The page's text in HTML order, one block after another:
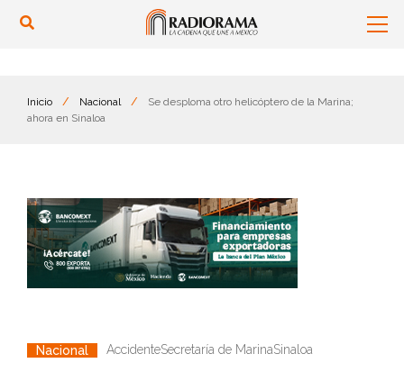
Inicio / Nacional /
Se desploma otro helicóptero de la Marina;
ahora en Sinaloa
Nacional AccidenteSecretaría de MarinaSinaloa